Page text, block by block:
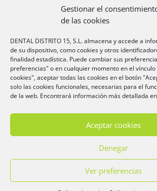
Gestionar el
de las cookies
DENTAL DISTRITO 15, S.L. almacena y accede a
de su dispositivo, como cookies y otros
finalidad estadística. Puede cambiar sus
preferencias" o en cualquier momento en el vínculo
cookies", aceptar todas las cookies en el botón
solo las cookies funcionales, necesarias para el
de la web. Encontrará información más detallada
Aceptar cookies
Denegar
Ver preferencias
Entradas recientes
¿Cuáles son los tipos de hongos en la
¿A qué edad se caen los colmillos?
¿Cuánto duran las carillas dentales?
¿Cómo se hace una endodoncia?
Cómo evitar los dientes desgastados
Aviso legal-Política de privacidad